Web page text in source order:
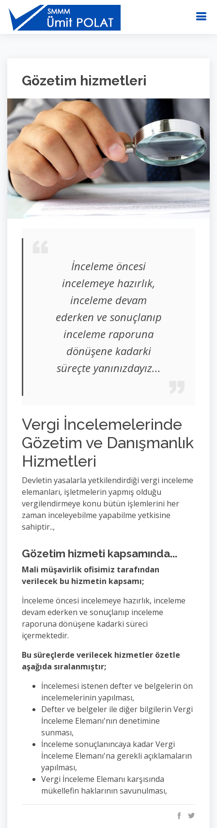
Gözetim hizmetleri
İnceleme öncesi
incelemeye hazırlık,
inceleme devam
ederken ve sonuçlanıp
inceleme raporuna
dönüşene kadarki
süreçte yanınızdayız...
Vergi İncelemelerinde
Gözetim ve Danışmanlık
Hizmetleri
Devletin yasalarla yetkilendirdiği vergi inceleme
elemanları, işletmelerin yapmış olduğu
vergilendirmeye konu bütün işlemlerini her
zaman inceleyebilme yapabilme yetkisine
sahiptir..,
Gözetim hizmeti kapsamında...
Mali müşavirlik ofisimiz tarafından
verilecek bu hizmetin kapsamı;
İnceleme öncesi incelemeye hazırlık, inceleme
devam ederken ve sonuçlanıp inceleme
raporuna dönüşene kadarki süreci
içermektedir.
Bu süreçlerde verilecek hizmetler özetle
aşağıda sıralanmıştır;
İncelemesi istenen defter ve belgelerin ön
incelemelerinin yapılması,
Defter ve belgeler ile diğer bilgilerin Vergi
İnceleme Elemanı'nın denetimine
sunması,
İnceleme sonuçlanıncaya kadar Vergi
İnceleme Elemanı'na gerekli açıklamaların
yapılması,
Vergi İnceleme Elemanı karşısında
mükellefin haklarının savunulması,